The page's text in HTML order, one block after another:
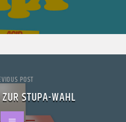
POST
STUPA-WAHL